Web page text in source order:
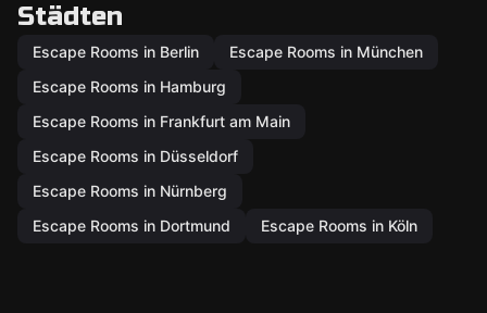
Städten
Escape Rooms in Berlin
Escape Rooms in München
Escape Rooms in Hamburg
Escape Rooms in Frankfurt am Main
Escape Rooms in Düsseldorf
Escape Rooms in Nürnberg
Escape Rooms in Dortmund
Escape Rooms in Köln